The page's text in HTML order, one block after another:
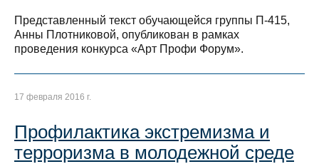
Представленный текст обучающейся группы П-415,
Анны Плотниковой, опубликован в рамках
проведения конкурса «Арт Профи Форум».
17 февраля 2016 г.
Профилактика экстремизма и
терроризма в молодежной среде